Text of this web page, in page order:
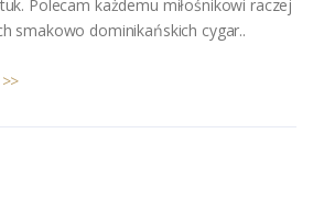
Polecam każdemu miłośnikowi raczej
smakowo dominikańskich cygar..